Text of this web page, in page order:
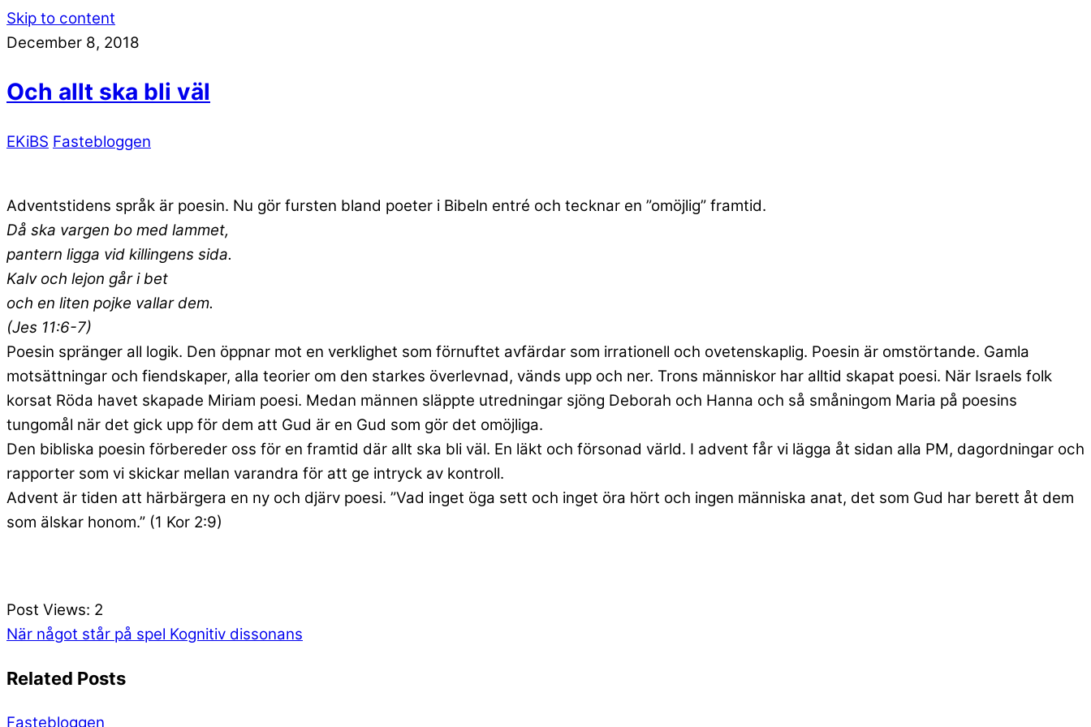
Skip to content
December 8, 2018
Och allt ska bli väl
EKiBS Fastebloggen
Adventstidens språk är poesin. Nu gör fursten bland poeter i Bibeln entré och tecknar en ”omöjlig” framtid.
Då ska vargen bo med lammet,
pantern ligga vid killingens sida.
Kalv och lejon går i bet
och en liten pojke vallar dem.
(Jes 11:6-7)
Poesin spränger all logik. Den öppnar mot en verklighet som förnuftet avfärdar som irrationell och ovetenskaplig. Poesin är omstörtande. Gamla
motsättningar och fiendskaper, alla teorier om den starkes överlevnad, vänds upp och ner. Trons människor har alltid skapat poesi. När Israels folk
korsat Röda havet skapade Miriam poesi. Medan männen släppte utredningar sjöng Deborah och Hanna och så småningom Maria på poesins
tungomål när det gick upp för dem att Gud är en Gud som gör det omöjliga.
Den bibliska poesin förbereder oss för en framtid där allt ska bli väl. En läkt och försonad värld. I advent får vi lägga åt sidan alla PM, dagordningar och
rapporter som vi skickar mellan varandra för att ge intryck av kontroll.
Advent är tiden att härbärgera en ny och djärv poesi. ”Vad inget öga sett och inget öra hört och ingen människa anat, det som Gud har berett åt dem
som älskar honom.” (1 Kor 2:9)
Post Views: 2
När något står på spel Kognitiv dissonans
Related Posts
Fastebloggen